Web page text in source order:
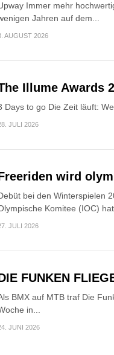
Immer mehr
Jahren auf dem...
AUGUST 2026
Illume Awards
Days to go Die Zeit läuft:
JULI 2026
wird
bei den Winterspielen
Komitee (IOC)
JULI 2026
FUNKEN
BMX auf MTB traf Die
in...
JUNI 2026